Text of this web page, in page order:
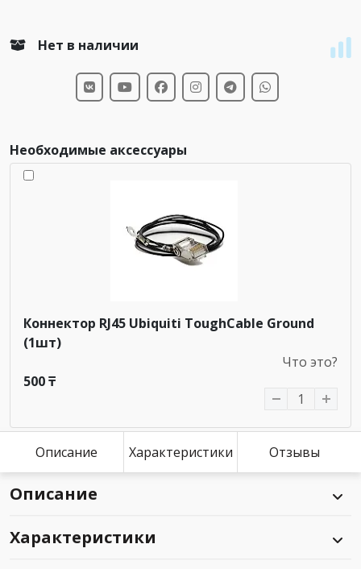
Нет в наличии
Необходимые аксессуары
Коннектор RJ45 Ubiquiti ToughCable Ground
(1шт)
Что это?
500 ₸
Описание Характеристики Отзывы
Описание
Характеристики